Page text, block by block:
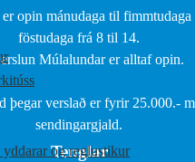
og reglustikur
opin mánudaga til
föstudaga frá 8 til 14.
Múlalundar er alltaf opin.
þegar verslað er fyrir 25.000.-
sendingargjald.
Tenglar